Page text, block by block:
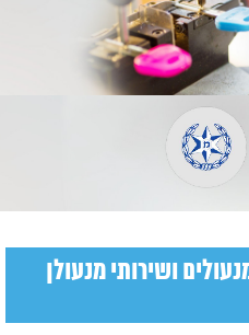
ושירותי מנעולן